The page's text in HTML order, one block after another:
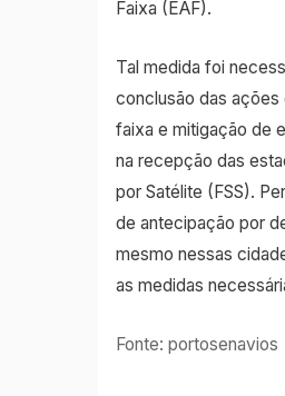
Faixa (EAF).
Tal medida foi
conclusão das
faixa e mitigação de
na recepção das
por Satélite (FSS).
de antecipação por
mesmo nessas
as medidas
Fonte: portosenavios